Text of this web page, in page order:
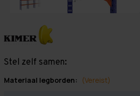
Stel zelf samen:
Materiaal legborden: (Vereist)